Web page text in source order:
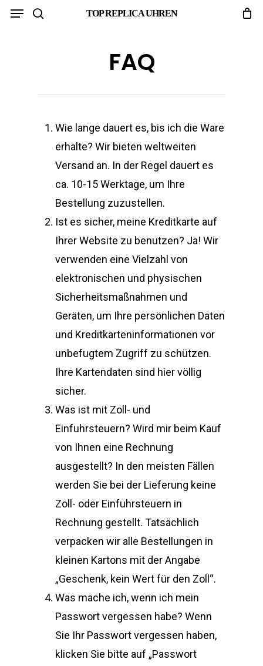
Skip
TOP REPLICA UHREN
Menu
FAQ
Wie lange dauert es, bis ich die Ware
erhalte? Wir bieten weltweiten
Versand an. In der Regel dauert es
ca. 10-15 Werktage, um Ihre
Bestellung zuzustellen.
Ist es sicher, meine Kreditkarte auf
Ihrer Website zu benutzen? Ja! Wir
verwenden eine Vielzahl von
elektronischen und physischen
Sicherheitsmaßnahmen und
Geräten, um Ihre persönlichen Daten
und Kreditkarteninformationen vor
unbefugtem Zugriff zu schützen.
Ihre Kartendaten sind hier völlig
sicher.
Was ist mit Zoll- und
Einfuhrsteuern? Wird mir beim Kauf
von Ihnen eine Rechnung
ausgestellt? In den meisten Fällen
werden Sie bei der Lieferung keine
Zoll- oder Einfuhrsteuern in
Rechnung gestellt. Tatsächlich
verpacken wir alle Bestellungen in
kleinen Kartons mit der Angabe
„Geschenk, kein Wert für den Zoll“.
Was mache ich, wenn ich mein
Passwort vergessen habe? Wenn
Sie Ihr Passwort vergessen haben,
klicken Sie bitte auf „Passwort